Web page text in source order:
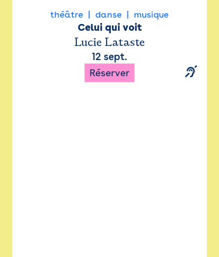
théâtre danse musique
Celui qui voit
Lucie Lataste
12 sept.
Réserver